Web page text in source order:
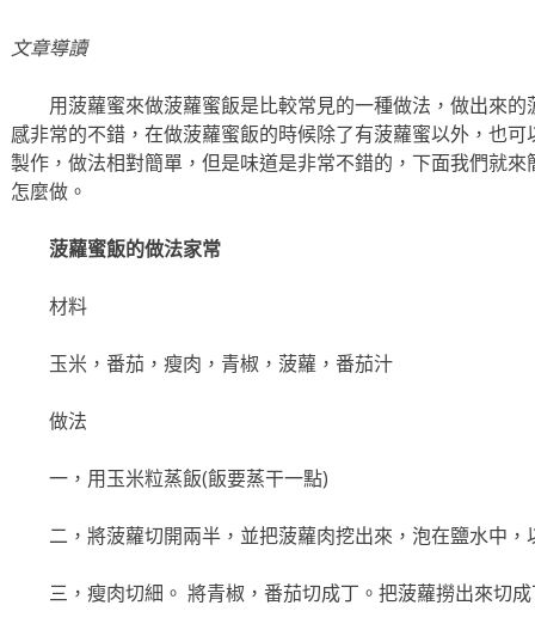
文章導讀
用菠蘿蜜來做菠蘿蜜飯是比較常見的一種做法，做出來
感非常的不錯，在做菠蘿蜜飯的時候除了有菠蘿蜜以外，也
製作，做法相對簡單，但是味道是非常不錯的，下面我們就
怎麼做。
菠蘿蜜飯的做法家常
材料
玉米，番茄，瘦肉，青椒，菠蘿，番茄汁
做法
一，用玉米粒蒸飯(飯要蒸干一點)
二，將菠蘿切開兩半，並把菠蘿肉挖出來，泡在鹽水中，
三，瘦肉切細。 將青椒，番茄切成丁。把菠蘿撈出來切